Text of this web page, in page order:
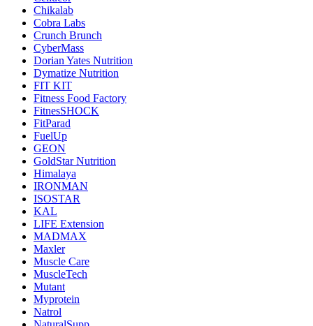
Chikalab
Cobra Labs
Crunch Brunch
CyberMass
Dorian Yates Nutrition
Dymatize Nutrition
FIT KIT
Fitness Food Factory
FitnesSHOCK
FitParad
FuelUp
GEON
GoldStar Nutrition
Himalaya
IRONMAN
ISOSTAR
KAL
LIFE Extension
MADMAX
Maxler
Muscle Care
MuscleTech
Mutant
Myprotein
Natrol